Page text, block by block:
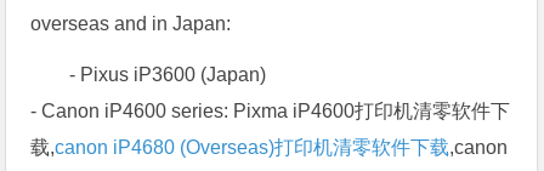
overseas and in Japan:
- Pixus iP3600 (Japan)
- Canon iP4600 series: Pixma iP4600打印机清零软件下
载,canon iP4680 (Overseas)打印机清零软件下载,canon